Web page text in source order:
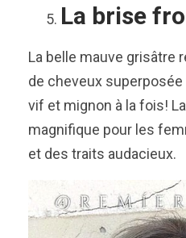
La brise
La belle mauve grisâtre
de cheveux
vif et mignon à la fois!
magnifique pour les
et des traits audacieux.